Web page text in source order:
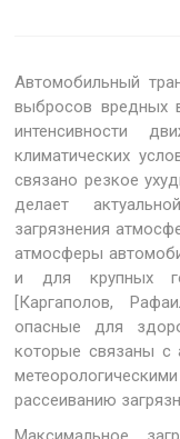
Автомобильный
выбросов вредных
интенсивности
климатических
связано резкое
делает
загрязнения
атмосферы
и для крупных
[Каргаполов,
опасные для
которые связаны с
рассеиванию